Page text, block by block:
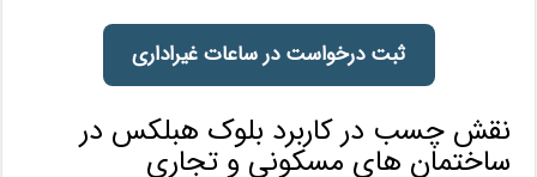
ثبت درخواست در ساعات غیراداری
نقش چسب در کاربرد بلوک هبلکس در
ساختمان های مسکونی و تجاری